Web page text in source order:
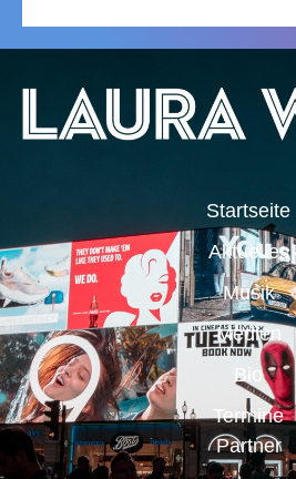
Startseite
Aktuelles
Musik
Medien
Bio
Termine
Partner